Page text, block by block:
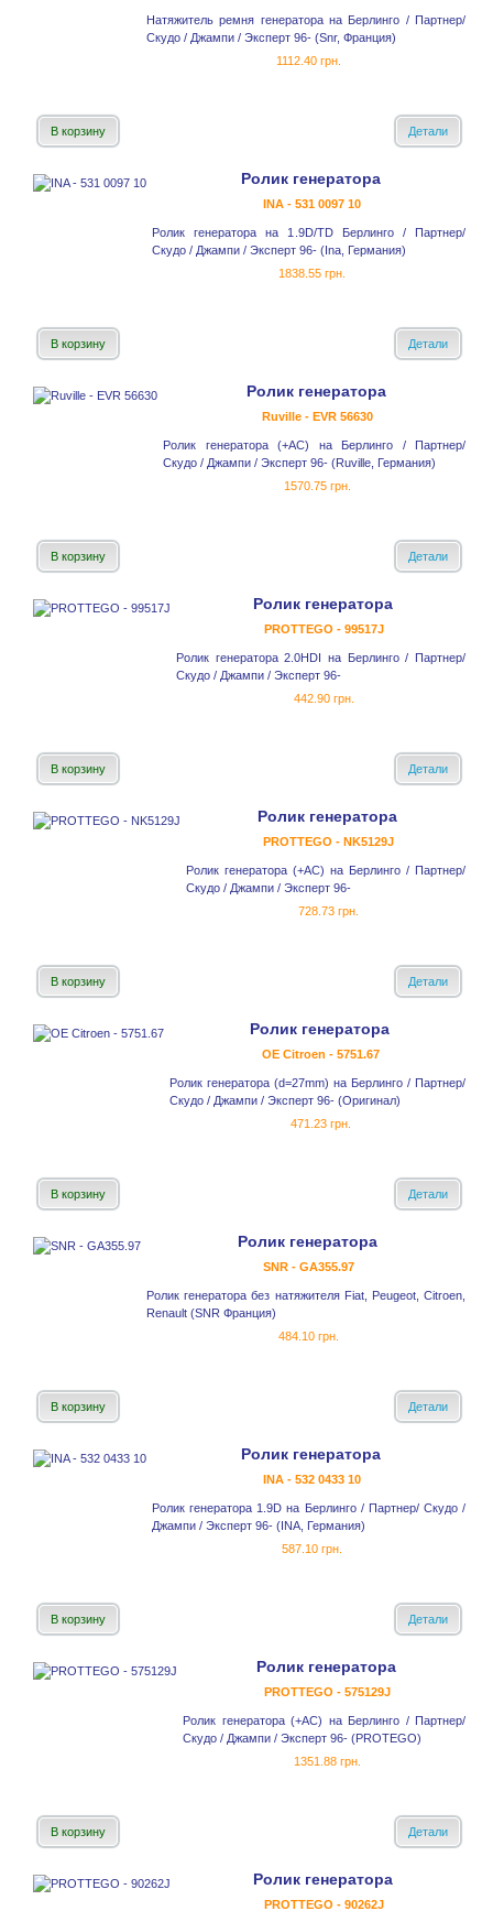
Натяжитель ремня генератора на Берлинго / Партнер/
Скудо / Джампи / Эксперт 96- (Snr, Франция)
1112.40 грн.
В корзину Детали
Ролик генератора
INA - 531 0097 10
Ролик генератора на 1.9D/TD Берлинго / Партнер/
Скудо / Джампи / Эксперт 96- (Ina, Германия)
1838.55 грн.
В корзину Детали
Ролик генератора
Ruville - EVR 56630
Ролик генератора (+AC) на Берлинго / Партнер/
Скудо / Джампи / Эксперт 96- (Ruville, Германия)
1570.75 грн.
В корзину Детали
Ролик генератора
PROTTEGO - 99517J
Ролик генератора 2.0HDI на Берлинго / Партнер/
Скудо / Джампи / Эксперт 96-
442.90 грн.
В корзину Детали
Ролик генератора
PROTTEGO - NK5129J
Ролик генератора (+AC) на Берлинго / Партнер/
Скудо / Джампи / Эксперт 96-
728.73 грн.
В корзину Детали
Ролик генератора
OE Citroen - 5751.67
Ролик генератора (d=27mm) на Берлинго / Партнер/
Скудо / Джампи / Эксперт 96- (Оригинал)
471.23 грн.
В корзину Детали
Ролик генератора
SNR - GA355.97
Ролик генератора без натяжителя Fiat, Peugeot, Citroen,
Renault (SNR Франция)
484.10 грн.
В корзину Детали
Ролик генератора
INA - 532 0433 10
Ролик генератора 1.9D на Берлинго / Партнер/ Скудо /
Джампи / Эксперт 96- (INA, Германия)
587.10 грн.
В корзину Детали
Ролик генератора
PROTTEGO - 575129J
Ролик генератора (+AC) на Берлинго / Партнер/
Скудо / Джампи / Эксперт 96- (PROTEGO)
1351.88 грн.
В корзину Детали
Ролик генератора
PROTTEGO - 90262J